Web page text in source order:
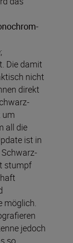
Die damit
nicht
direkt
um
all die
ist in
stumpf
möglich.
jedoch
so